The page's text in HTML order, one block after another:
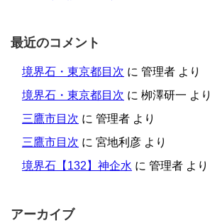
最近のコメント
境界石・東京都目次 に 管理者 より
境界石・東京都目次 に 栁澤研一 より
三鷹市目次 に 管理者 より
三鷹市目次 に 宮地利彦 より
境界石【132】神企水 に 管理者 より
アーカイブ